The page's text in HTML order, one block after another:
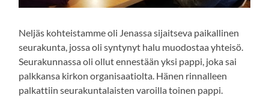
Neljäs kohteistamme oli Jenassa sijaitseva paikallinen
seurakunta, jossa oli syntynyt halu muodostaa yhteisö.
Seurakunnassa oli ollut ennestään yksi pappi, joka sai
palkkansa kirkon organisaatiolta. Hänen rinnalleen
palkattiin seurakuntalaisten varoilla toinen pappi.